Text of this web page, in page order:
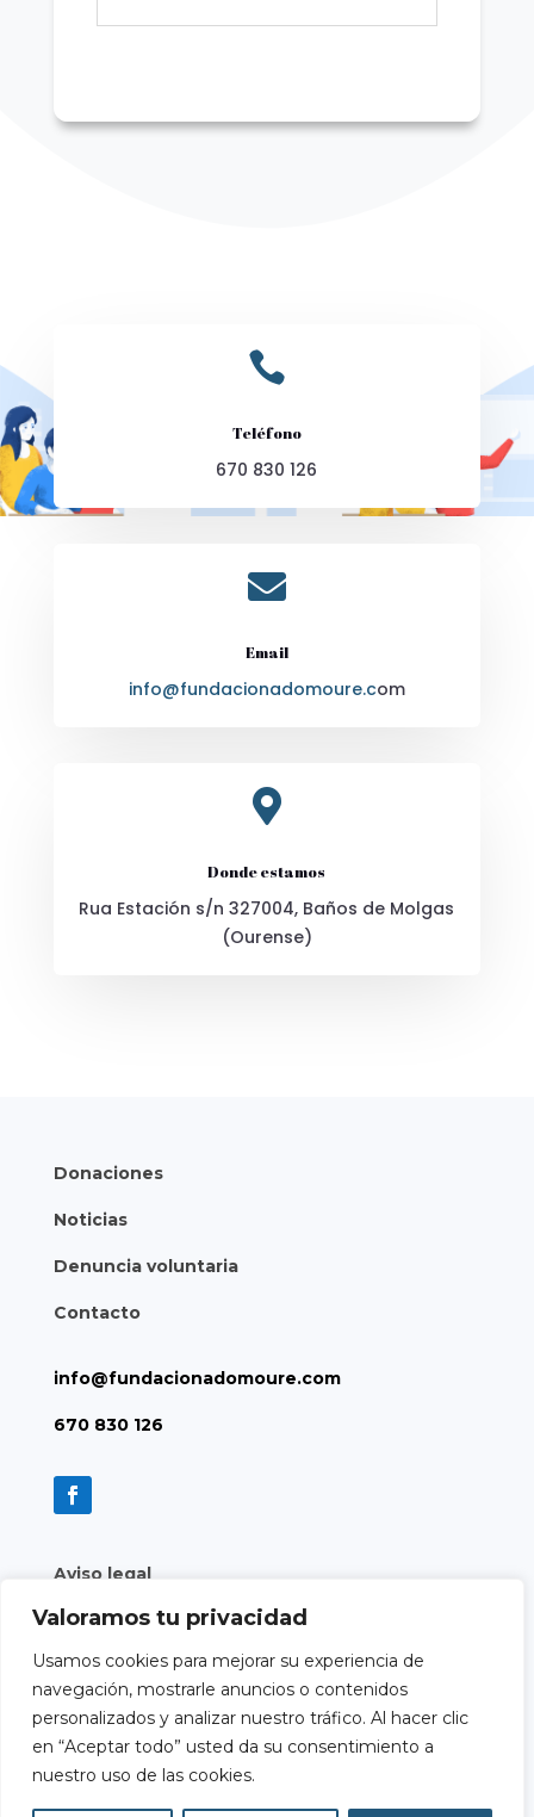
Valoramos tu privacidad
Usamos cookies para mejorar su experiencia de
navegación, mostrarle anuncios o contenidos
personalizados y analizar nuestro tráfico. Al hacer clic
en “Aceptar todo” usted da su consentimiento a
nuestro uso de las cookies.

Teléfono
670 830 126

Email
info@fundacionadomoure.com

Donde estamos
Rua Estación s/n 327004, Baños de Molgas
(Ourense)
Donaciones
Noticias
Denuncia voluntaria
Contacto
info@fundacionadomoure.com
670 830 126
Aviso legal
Política de privacidad
Política de cookies